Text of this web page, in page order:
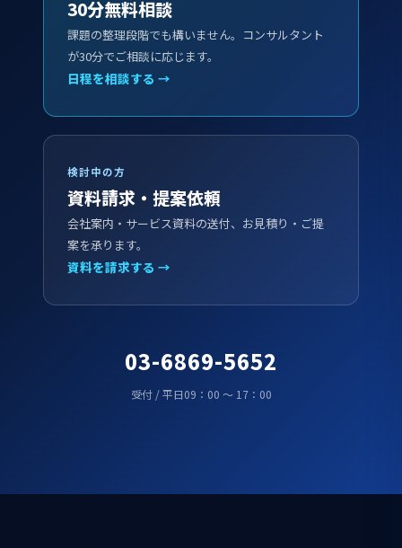
30分無料相談
課題の整理段階でも構いません。コンサルタント
が30分でご相談に応じます。
日程を相談する →
検討中の方
資料請求・提案依頼
会社案内・サービス資料の送付、お見積り・ご提
案を承ります。
資料を請求する →
03-6869-5652
受付 / 平日09：00 ～ 17：00